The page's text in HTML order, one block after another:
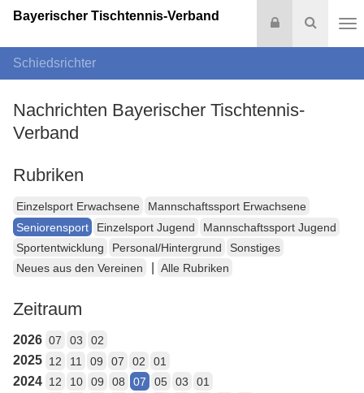
Suche
Login
Bayerischer Tischtennis-Verband
Schiedsrichter
Nachrichten Bayerischer Tischtennis-
Verband
Rubriken
Einzelsport Erwachsene
Mannschaftssport Erwachsene
Seniorensport
Einzelsport Jugend
Mannschaftssport Jugend
Sportentwicklung
Personal/Hintergrund
Sonstiges
Neues aus den Vereinen
Alle Rubriken
Zeitraum
2026 07 03 02
2025 12 11 09 07 02 01
2024 12 10 09 08 07 05 03 01